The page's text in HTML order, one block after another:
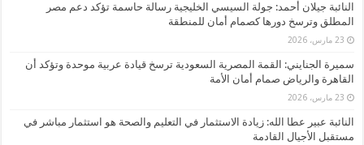
النائبة جيلان أحمد: جولة السيسي الخليجية رسالة حاسمة تؤكد دعم مصر
المطلق وترسخ دورها كصمام أمان للمنطقة
23 مارس، 2026
سميرة الجنايني: القمة المصرية السعودية ترسخ قيادة عربية موحدة وتؤكد أن
القاهرة والرياض صمام أمان الأمة
23 مارس، 2026
النائبة عبير عطا الله: زيادة الاستثمار في التعليم والصحة هو استثمار مباشر في
مستقبل الأجيال القادمة